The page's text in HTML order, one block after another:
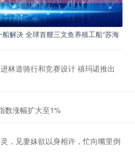
解决 全球首艘三文鱼养殖工船“苏海
林道骑行和竞赛设计 禧玛诺推出
数涨幅扩大至1%
，见妻妹欲以身相许，忙向嘴里倒